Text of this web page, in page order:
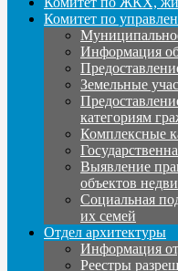
Комитет по
Информация
Земельные
категориям
Комплексные
Выявление
объектов
Социальная
их семей
Отдел архитектуры
Информация
Реестры